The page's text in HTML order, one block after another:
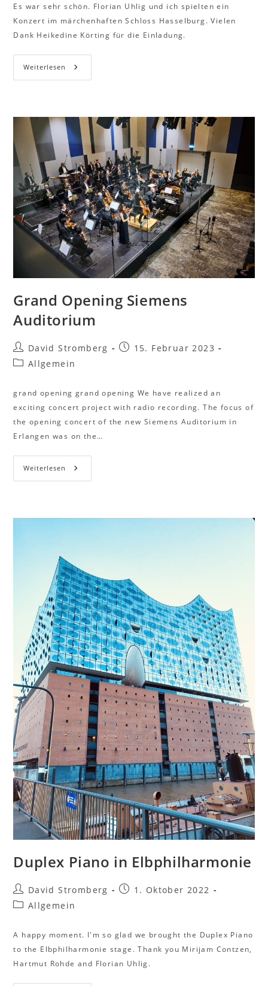
Es war sehr schön. Florian Uhlig und ich spielten ein
Konzert im märchenhaften Schloss Hasselburg. Vielen
Dank Heikedine Körting für die Einladung.
Weiterlesen
Grand Opening Siemens
Auditorium
David Stromberg
15. Februar 2023
Allgemein
grand opening grand opening We have realized an
exciting concert project with radio recording. The focus of
the opening concert of the new Siemens Auditorium in
Erlangen was on the…
Weiterlesen
Duplex Piano in Elbphilharmonie
David Stromberg
1. Oktober 2022
Allgemein
A happy moment. I'm so glad we brought the Duplex Piano
to the Elbphilharmonie stage. Thank you Mirijam Contzen,
Hartmut Rohde and Florian Uhlig.